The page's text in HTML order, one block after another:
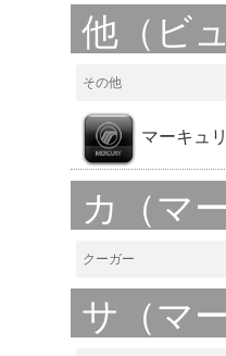
他（ビ
その他
マーキュ
カ（マ
クーガー
サ（マ